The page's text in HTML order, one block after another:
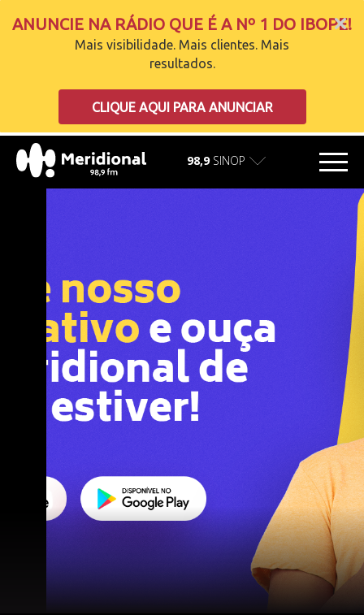
ANUNCIE NA RÁDIO QUE É A Nº 1 DO IBOPE!
Mais visibilidade. Mais clientes. Mais
resultados.
CLIQUE AQUI PARA ANUNCIAR
98,9 SINOP